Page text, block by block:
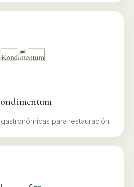
para restauración.